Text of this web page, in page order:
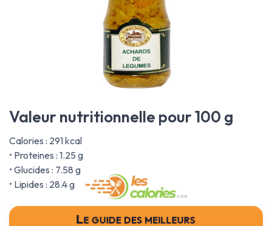
Valeur nutritionnelle pour 100 g
Calories : 291 kcal
• Proteines : 1.25 g
• Glucides : 7.58 g
• Lipides : 28.4 g
Le guide des meilleurs